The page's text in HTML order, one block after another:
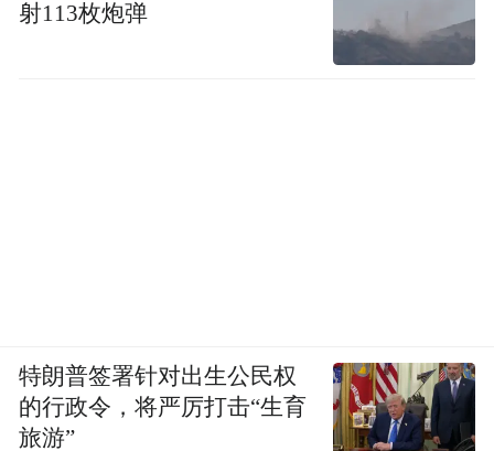
射113枚炮弹
特朗普签署针对出生公民权
的行政令，将严厉打击“生育
旅游”